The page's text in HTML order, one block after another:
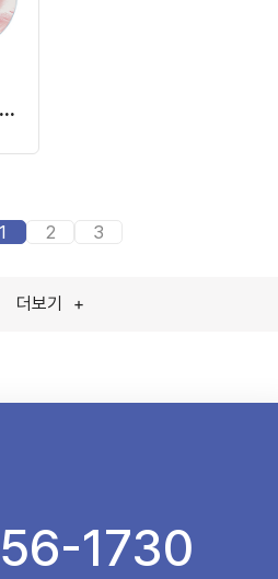
멸균소독비닐 50mm x 200m (롤)
1 2 3
더보기 +
1730